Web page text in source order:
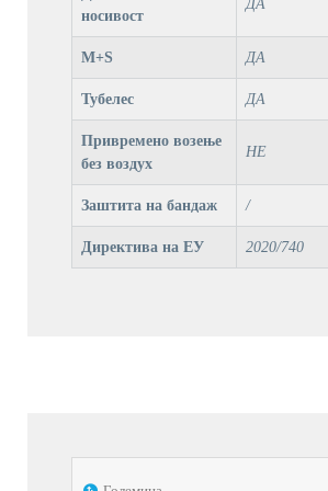
носивост
ДА
M+S ДА
Тубелес ДА
Привремено возење
без воздух
НЕ
Заштита на бандаж /
Директива на ЕУ 2020/740